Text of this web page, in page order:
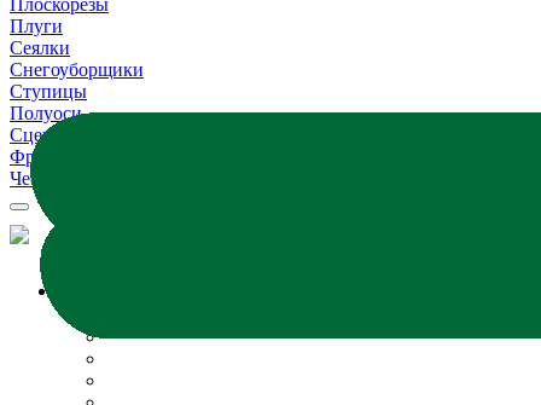
Плоскорезы
Плуги
Сеялки
Снегоуборщики
Ступицы
Полуоси
Сцепки
Фрезы
Чеснокосажалки
Бензиновые